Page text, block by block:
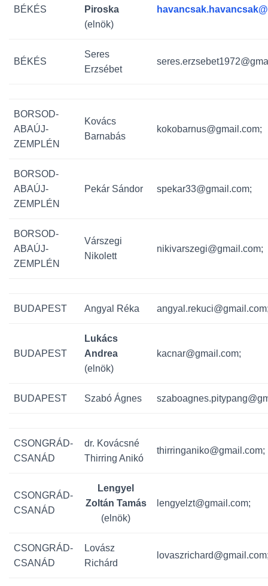
BÉKÉS
Piroska
(elnök)
BÉKÉS
Seres
Erzsébet
BORSOD-
ABAÚJ-
ZEMPLÉN
Kovács
Barnabás
kokobarnus@gmail.com;
BORSOD-
ABAÚJ-
ZEMPLÉN
Pekár Sándor spekar33@gmail.com;
BORSOD-
ABAÚJ-
ZEMPLÉN
Várszegi
Nikolett
nikivarszegi@gmail.com;
BUDAPEST Angyal Réka
BUDAPEST
Lukács
Andrea
(elnök)
kacnar@gmail.com;
BUDAPEST Szabó Ágnes
CSONGRÁD-
CSANÁD
dr. Kovácsné
Thirring Anikó
thirringaniko@gmail.com;
CSONGRÁD-
CSANÁD
Lengyel
Zoltán Tamás
(elnök)
lengyelzt@gmail.com;
CSONGRÁD-
CSANÁD
Lovász
Richárd